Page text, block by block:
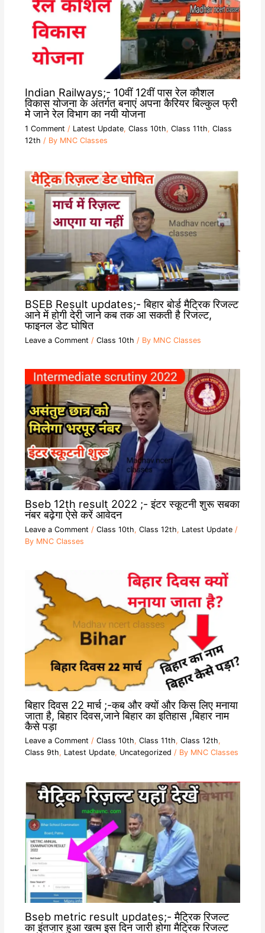
Indian Railways;- 10वीं 12वीं पास रेल कौशल
विकास योजना के अंतर्गत बनाएं अपना कैरियर बिल्कुल फ्री
मे जाने रेल विभाग का नयी योजना
1 Comment / Latest Update, Class 10th, Class 11th, Class
12th / By MNC Classes
BSEB Result updates;- बिहार बोर्ड मैट्रिक रिजल्ट
आने में होगी देरी जाने कब तक आ सकती है रिजल्ट,
फाइनल डेट घोषित
Leave a Comment / Class 10th / By MNC Classes
Bseb 12th result 2022 ;- इंटर स्कूटनी शुरू सबका
नंबर बढ़ेगा ऐसे करें आवेदन
Leave a Comment / Class 10th, Class 12th, Latest Update/
By MNC Classes
बिहार दिवस 22 मार्च ;-कब और क्यों और किस लिए मनाया
जाता है, बिहार दिवस,जाने बिहार का इतिहास ,बिहार नाम
कैसे पड़ा
Leave a Comment / Class 10th, Class 11th, Class 12th,
Class 9th, Latest Update, Uncategorized / By MNC Classes
Bseb metric result updates;- मैट्रिक रिजल्ट
का इंतजार हुआ खत्म इस दिन जारी होगा मैट्रिक रिजल्ट